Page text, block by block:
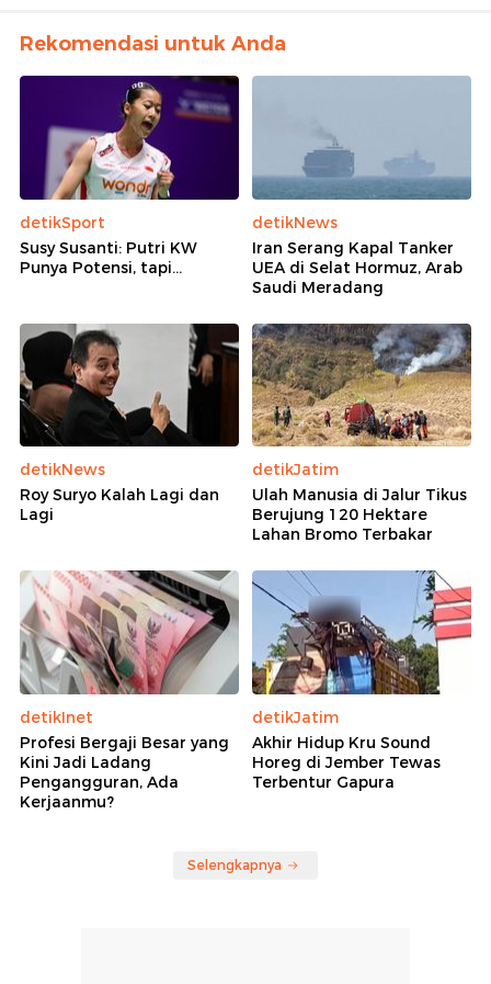
Rekomendasi untuk Anda
detikSport
Susy Susanti: Putri KW
Punya Potensi, tapi...
detikNews
Iran Serang Kapal Tanker
UEA di Selat Hormuz, Arab
Saudi Meradang
detikNews
Roy Suryo Kalah Lagi dan
Lagi
detikJatim
Ulah Manusia di Jalur Tikus
Berujung 120 Hektare
Lahan Bromo Terbakar
detikInet
Profesi Bergaji Besar yang
Kini Jadi Ladang
Pengangguran, Ada
Kerjaanmu?
detikJatim
Akhir Hidup Kru Sound
Horeg di Jember Tewas
Terbentur Gapura
Selengkapnya